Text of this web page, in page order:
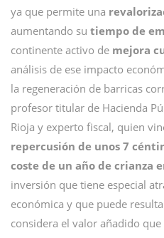
ya que permite una
aumentando su tiempo de
continente activo de mejora
análisis de ese impacto
la regeneración de barricas
profesor titular de Hacienda
Rioja y experto fiscal, quien
repercusión de unos 7
coste de un año de crianza
inversión que tiene especial
económica y que puede
considera el valor añadido